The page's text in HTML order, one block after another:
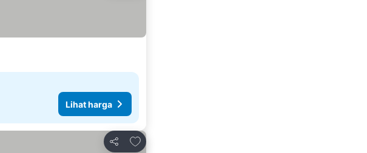
Lihat harga
Bagikan
Tambahkan ke favorit